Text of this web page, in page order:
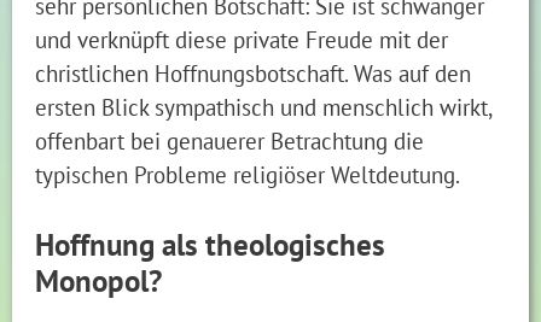
und verknüpft diese private Freude mit der
christlichen Hoffnungsbotschaft. Was auf den
ersten Blick sympathisch und menschlich wirkt,
offenbart bei genauerer Betrachtung die
typischen Probleme religiöser Weltdeutung.
Hoffnung als theologisches
Monopol?